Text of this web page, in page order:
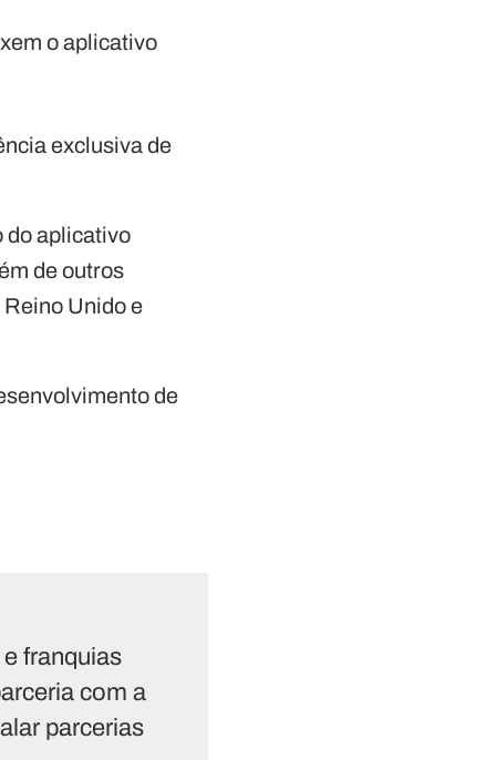
o aplicativo
exclusiva de
do aplicativo
de outros
Unido e
de
franquias
com a
parcerias